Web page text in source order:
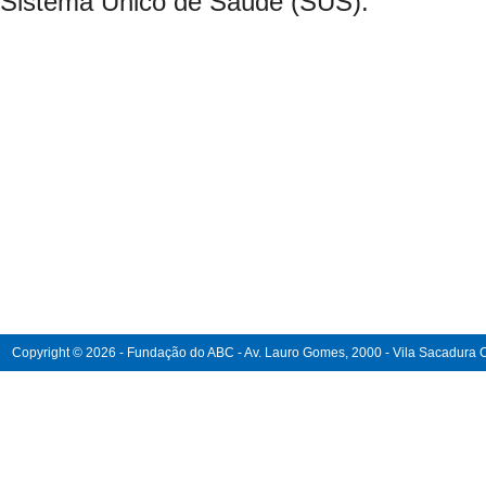
Copyright © 2026 - Fundação do ABC - Av. Lauro Gomes, 2000 - Vila